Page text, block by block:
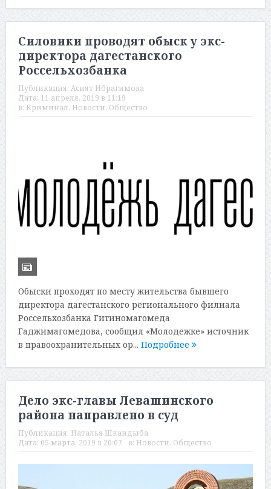
Силовики проводят обыск у экс-
директора дагестанского
Россельхозбанка
Публикация: Асият Ибрагимова
Дата: 11 апреля, 2019 в 11:19
в: Криминал, Новости, Общество
Обыски проходят по месту жительства бывшего
директора дагестанского регионального филиала
Россельхозбанка Гитиномагомеда
Гаджимагомедова, сообщил «Молодежке» источник
в правоохранительных ор... Подробнее
Дело экс-главы Левашинского
района направлено в суд
Публикация: Наталья Шкандыба
Дата: 05 марта, 2019 в 20:07 в: Новости, Общество